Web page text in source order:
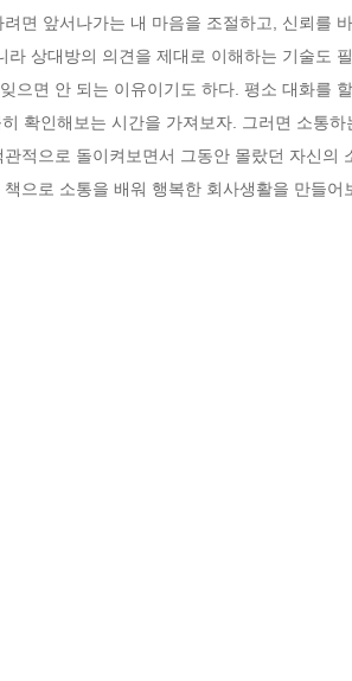
면 앞서나가는 내 마음을 조절하고, 신뢰를
상대방의 의견을 제대로 이해하는 기술도
으면 안 되는 이유이기도 하다. 평소 대화를
확인해보는 시간을 가져보자. 그러면 소통
적으로 돌이켜보면서 그동안 몰랐던 자신의
으로 소통을 배워 행복한 회사생활을 만들어